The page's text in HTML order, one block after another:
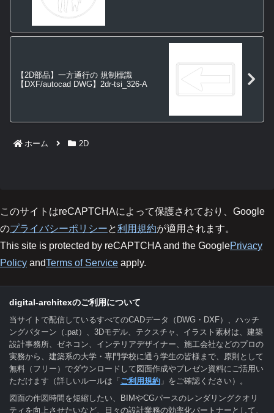
【2D部品】一方通行の 規制標識
【DXF/autocad DWG】2dr-tsi_326-A
ホーム 2D
このサイトはreCAPTCHAによって保護されており、Google
のプライバシーポリシーと利用規約が適用されます。
This site is protected by reCAPTCHA and the GooglePrivacy
Policy andTerms of Service apply.
digital-architexのご利用について
当サイトで配信しているすべてのCADデータ（DWG・DXF）、ハッチ
ングパターン（.pat）、3Dモデル、テクスチャ、イラスト素材は、建築
設計事務所、ゼネコン、インテリアデザイナー、施工会社などのプロの
実務から、建築系の大学・専門学校に通う学生の皆様まで、原則として
無料（フリー）でダウンロードして図面作成やプレゼン資料にご活用い
ただけます（詳しいルールは「ご利用規約 」をご確認ください）。
図面の作図時間を短縮したい、BIMやCGパースのレンダリングクオリ
ティを向上させたいなど、日々の設計業務の効率化パートナーとして、